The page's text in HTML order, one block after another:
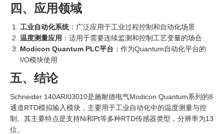
四、应用领域
工业自动化系统：广泛应用于工业过程控制和自动化场景
温度测量应用 ：适用于需要连续监测和控制工艺变量的场合
Modicon Quantum PLC平台 ：作为Quantum自动化平台的
I/O模块使用
五、结论
Schneider 140ARI03010是施耐德电气Modicon Quantum系列的8
通道RTD模拟输入模块，主要用于工业自动化中的温度测量与控
制。其主要特点是支持Ni和Pt等多种RTD传感器类型，分辨率为13
位。